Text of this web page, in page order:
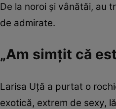
De la noroi și vânătăi, au
de admirate.
„Am simțit că
Larisa Uță a purtat o
exotică, extrem de sexy,